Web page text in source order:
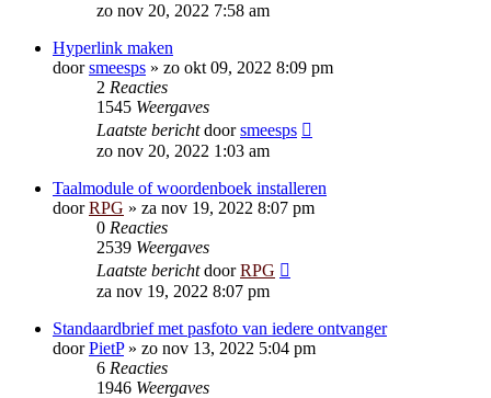
zo nov 20, 2022 7:58 am
Hyperlink maken
doorsmeesps » zo okt 09, 2022 8:09 pm
2 Reacties
1545 Weergaves
Laatste berichtdoorsmeesps
zo nov 20, 2022 1:03 am
Taalmodule of woordenboek installeren
doorRPG » za nov 19, 2022 8:07 pm
0 Reacties
2539 Weergaves
Laatste berichtdoorRPG
za nov 19, 2022 8:07 pm
Standaardbrief met pasfoto van iedere ontvanger
doorPietP» zo nov 13, 2022 5:04 pm
6 Reacties
1946 Weergaves